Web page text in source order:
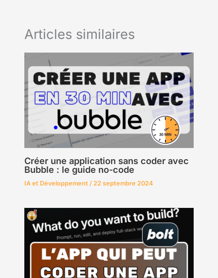
Articles similaires
Créer une application sans coder avec
Bubble : le guide no-code
IA et Développement / 22 septembre 2024